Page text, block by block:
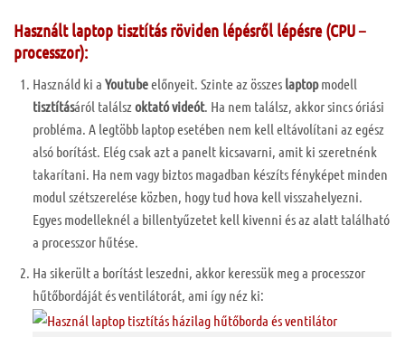
Használt laptop tisztítás röviden lépésről lépésre (CPU –
processzor):
Használd ki a Youtubeelőnyeit. Szinte az összes laptopmodell
tisztításáról találsz oktató videót. Ha nem találsz, akkor sincs óriási
probléma. A legtöbb laptop esetében nem kell eltávolítani az egész
alsó borítást. Elég csak azt a panelt kicsavarni, amit ki szeretnénk
takarítani. Ha nem vagy biztos magadban készíts fényképet minden
modul szétszerelése közben, hogy tud hova kell visszahelyezni.
Egyes modelleknél a billentyűzetet kell kivenni és az alatt található
a processzor hűtése.
Ha sikerült a borítást leszedni, akkor keressük meg a processzor
hűtőbordáját és ventilátorát, ami így néz ki: